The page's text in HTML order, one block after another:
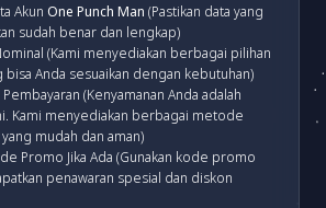
Akun One Punch Man (Pastikan data yang
sudah benar dan lengkap)
(Kami menyediakan berbagai pilihan
bisa Anda sesuaikan dengan kebutuhan)
(Kenyamanan Anda adalah
Kami menyediakan berbagai metode
mudah dan aman)
Promo Jika Ada (Gunakan kode promo
penawaran spesial dan diskon